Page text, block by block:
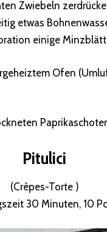
Zwiebeln
etwas
einige
Ofen
Pitulici
(Crêpes-Torte )
30 Minuten, 10